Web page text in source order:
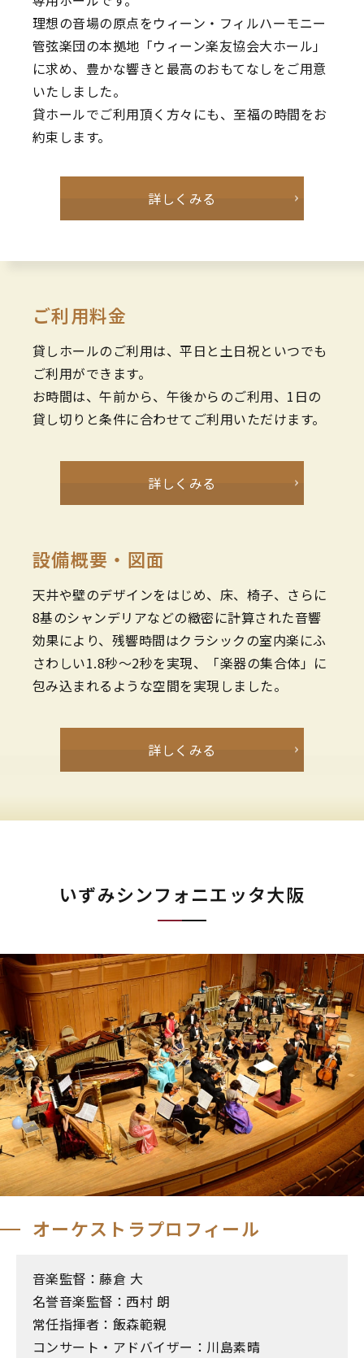
理想の音場の原点をウィーン・フィルハーモニー
管弦楽団の本拠地「ウィーン楽友協会大ホール」
に求め、豊かな響きと最高のおもてなしをご用意
いたしました。
貸ホールでご利用頂く方々にも、至福の時間をお
約束します。
詳しくみる
ご利用料金
貸しホールのご利用は、平日と土日祝といつでも
ご利用ができます。
お時間は、午前から、午後からのご利用、1日の
貸し切りと条件に合わせてご利用いただけます。
詳しくみる
設備概要・図面
天井や壁のデザインをはじめ、床、椅子、さらに
8基のシャンデリアなどの緻密に計算された音響
効果により、残響時間はクラシックの室内楽にふ
さわしい1.8秒～2秒を実現、「楽器の集合体」に
包み込まれるような空間を実現しました。
詳しくみる
いずみシンフォニエッタ大阪
オーケストラプロフィール
音楽監督：藤倉 大
名誉音楽監督：西村 朗
常任指揮者：飯森範親
コンサート・アドバイザー：川島素晴